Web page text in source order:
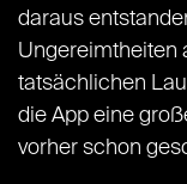
daraus
Ungereimtheiten
tatsächlichen
die App eine
vorher schon